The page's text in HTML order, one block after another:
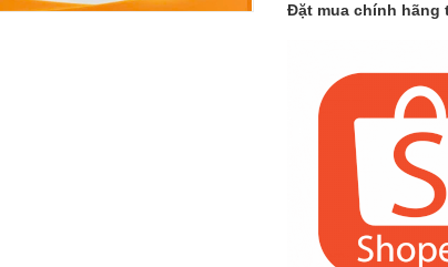
Đặt mua chính hãng